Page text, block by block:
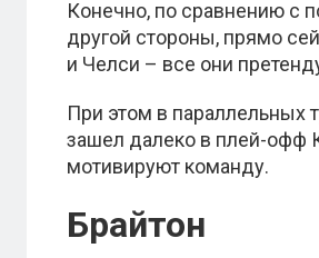
Конечно, по сравнению с
другой стороны, прямо
и Челси – все они
При этом в параллельных
зашел далеко в плей-офф
мотивируют команду.
Брайтон